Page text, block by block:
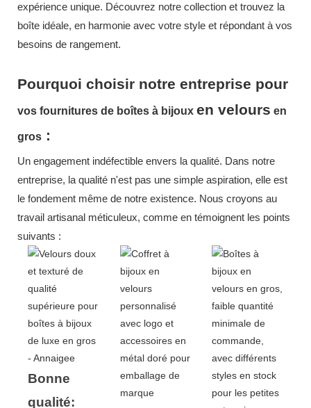
expérience unique. Découvrez notre collection et trouvez la
boîte idéale, en harmonie avec votre style et répondant à vos
besoins de rangement.
Pourquoi choisir notre entreprise pour
vos fournitures de boîtes à bijoux en velours en
gros :
Un engagement indéfectible envers la qualité. Dans notre
entreprise, la qualité n'est pas une simple aspiration, elle est
le fondement même de notre existence. Nous croyons au
travail artisanal méticuleux, comme en témoignent les points
suivants :
Bonne
qualité: